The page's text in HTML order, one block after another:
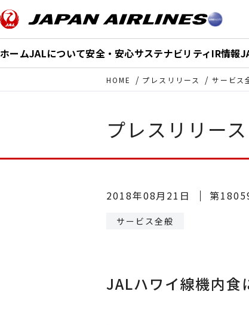
ホームJALについて安全・安心サステナビリティIR情報
HOME プレスリリース サービス
プレスリリース
2018年08月21日 第
サービス全般
JALハワイ線機内食